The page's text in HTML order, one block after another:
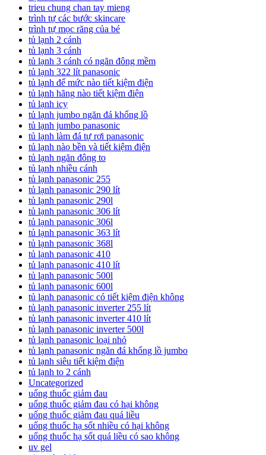
trieu chung chan tay mieng
trình tự các bước skincare
trình tự mọc răng của bé
tủ lạnh 2 cánh
tủ lạnh 3 cánh
tủ lạnh 3 cánh có ngăn đông mềm
tủ lạnh 322 lít panasonic
tủ lạnh để mức nào tiết kiệm điện
tủ lạnh hãng nào tiết kiệm điện
tủ lạnh icy
tủ lạnh jumbo ngăn đá khổng lồ
tủ lạnh jumbo panasonic
tủ lạnh làm đá tự rơi panasonic
tủ lạnh nào bền và tiết kiệm điện
tủ lạnh ngăn đông to
tủ lạnh nhiều cánh
tủ lạnh panasonic 255
tủ lạnh panasonic 290 lít
tủ lạnh panasonic 290l
tủ lạnh panasonic 306 lít
tủ lạnh panasonic 306l
tủ lạnh panasonic 363 lít
tủ lạnh panasonic 368l
tủ lạnh panasonic 410
tủ lạnh panasonic 410 lít
tủ lạnh panasonic 500l
tủ lạnh panasonic 600l
tủ lạnh panasonic có tiết kiệm điện không
tủ lạnh panasonic inverter 255 lít
tủ lạnh panasonic inverter 410 lít
tủ lạnh panasonic inverter 500l
tủ lạnh panasonic loại nhỏ
tủ lạnh panasonic ngăn đá khổng lồ jumbo
tủ lạnh siêu tiết kiệm điện
tủ lạnh to 2 cánh
Uncategorized
uống thuốc giảm đau
uống thuốc giảm đau có hại không
uống thuốc giảm đau quá liều
uống thuốc hạ sốt nhiều có hại không
uống thuốc hạ sốt quá liều có sao không
uv gel